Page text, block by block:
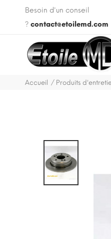
Besoin d'un conseil
? contact@etoilemd.com
VIN de votre véhicule lors de
Accueil Produits